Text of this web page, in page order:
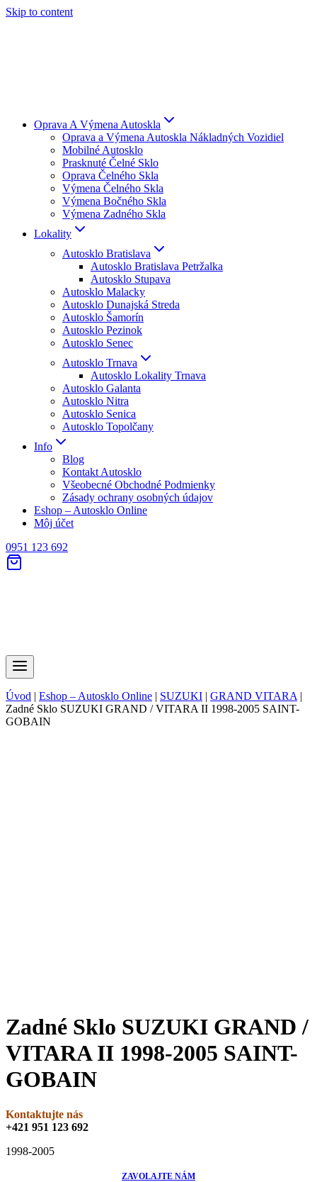
Skip to content
Oprava A Výmena Autoskla
Oprava a Výmena Autoskla Nákladných Vozidiel
Mobilné Autosklo
Prasknuté Čelné Sklo
Oprava Čelného Skla
Výmena Čelného Skla
Výmena Bočného Skla
Výmena Zadného Skla
Lokality
Autosklo Bratislava
Autosklo Bratislava Petržalka
Autosklo Stupava
Autosklo Malacky
Autosklo Dunajská Streda
Autosklo Šamorín
Autosklo Pezinok
Autosklo Senec
Autosklo Trnava
Autosklo Lokality Trnava
Autosklo Galanta
Autosklo Nitra
Autosklo Senica
Autosklo Topolčany
Info
Blog
Kontakt Autosklo
Všeobecné Obchodné Podmienky
Zásady ochrany osobných údajov
Eshop – Autosklo Online
Môj účet
0951 123 692
Úvod | Eshop – Autosklo Online | SUZUKI | GRAND VITARA |
Zadné Sklo SUZUKI GRAND / VITARA II 1998-2005 SAINT-
GOBAIN
Zadné Sklo SUZUKI GRAND /
VITARA II 1998-2005 SAINT-
GOBAIN
Kontaktujte nás
+421 951 123 692
1998-2005
ZAVOLAJTE NÁM